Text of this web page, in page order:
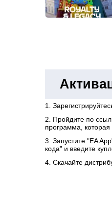
1.
2. Пройдите по
программа, которая
3. Запустите "EA
кода" и введите
4. Скачайте